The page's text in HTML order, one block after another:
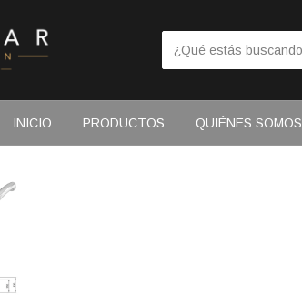
INICIO PRODUCTOS QUIÉNES SOMOS